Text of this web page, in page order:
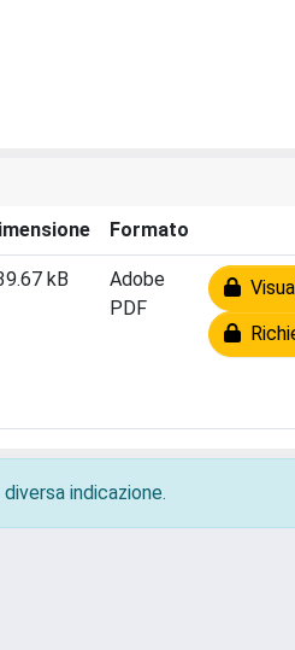
Formato
kB
Adobe
PDF
indicazione.